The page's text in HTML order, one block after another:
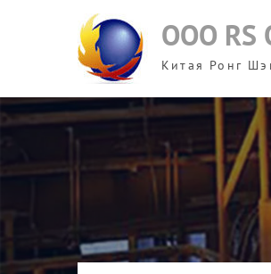
ООО RS
Китая Ронг